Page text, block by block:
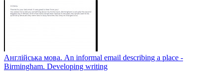
Англійська мова. An informal email describing a place -
Birmingham. Developing writing